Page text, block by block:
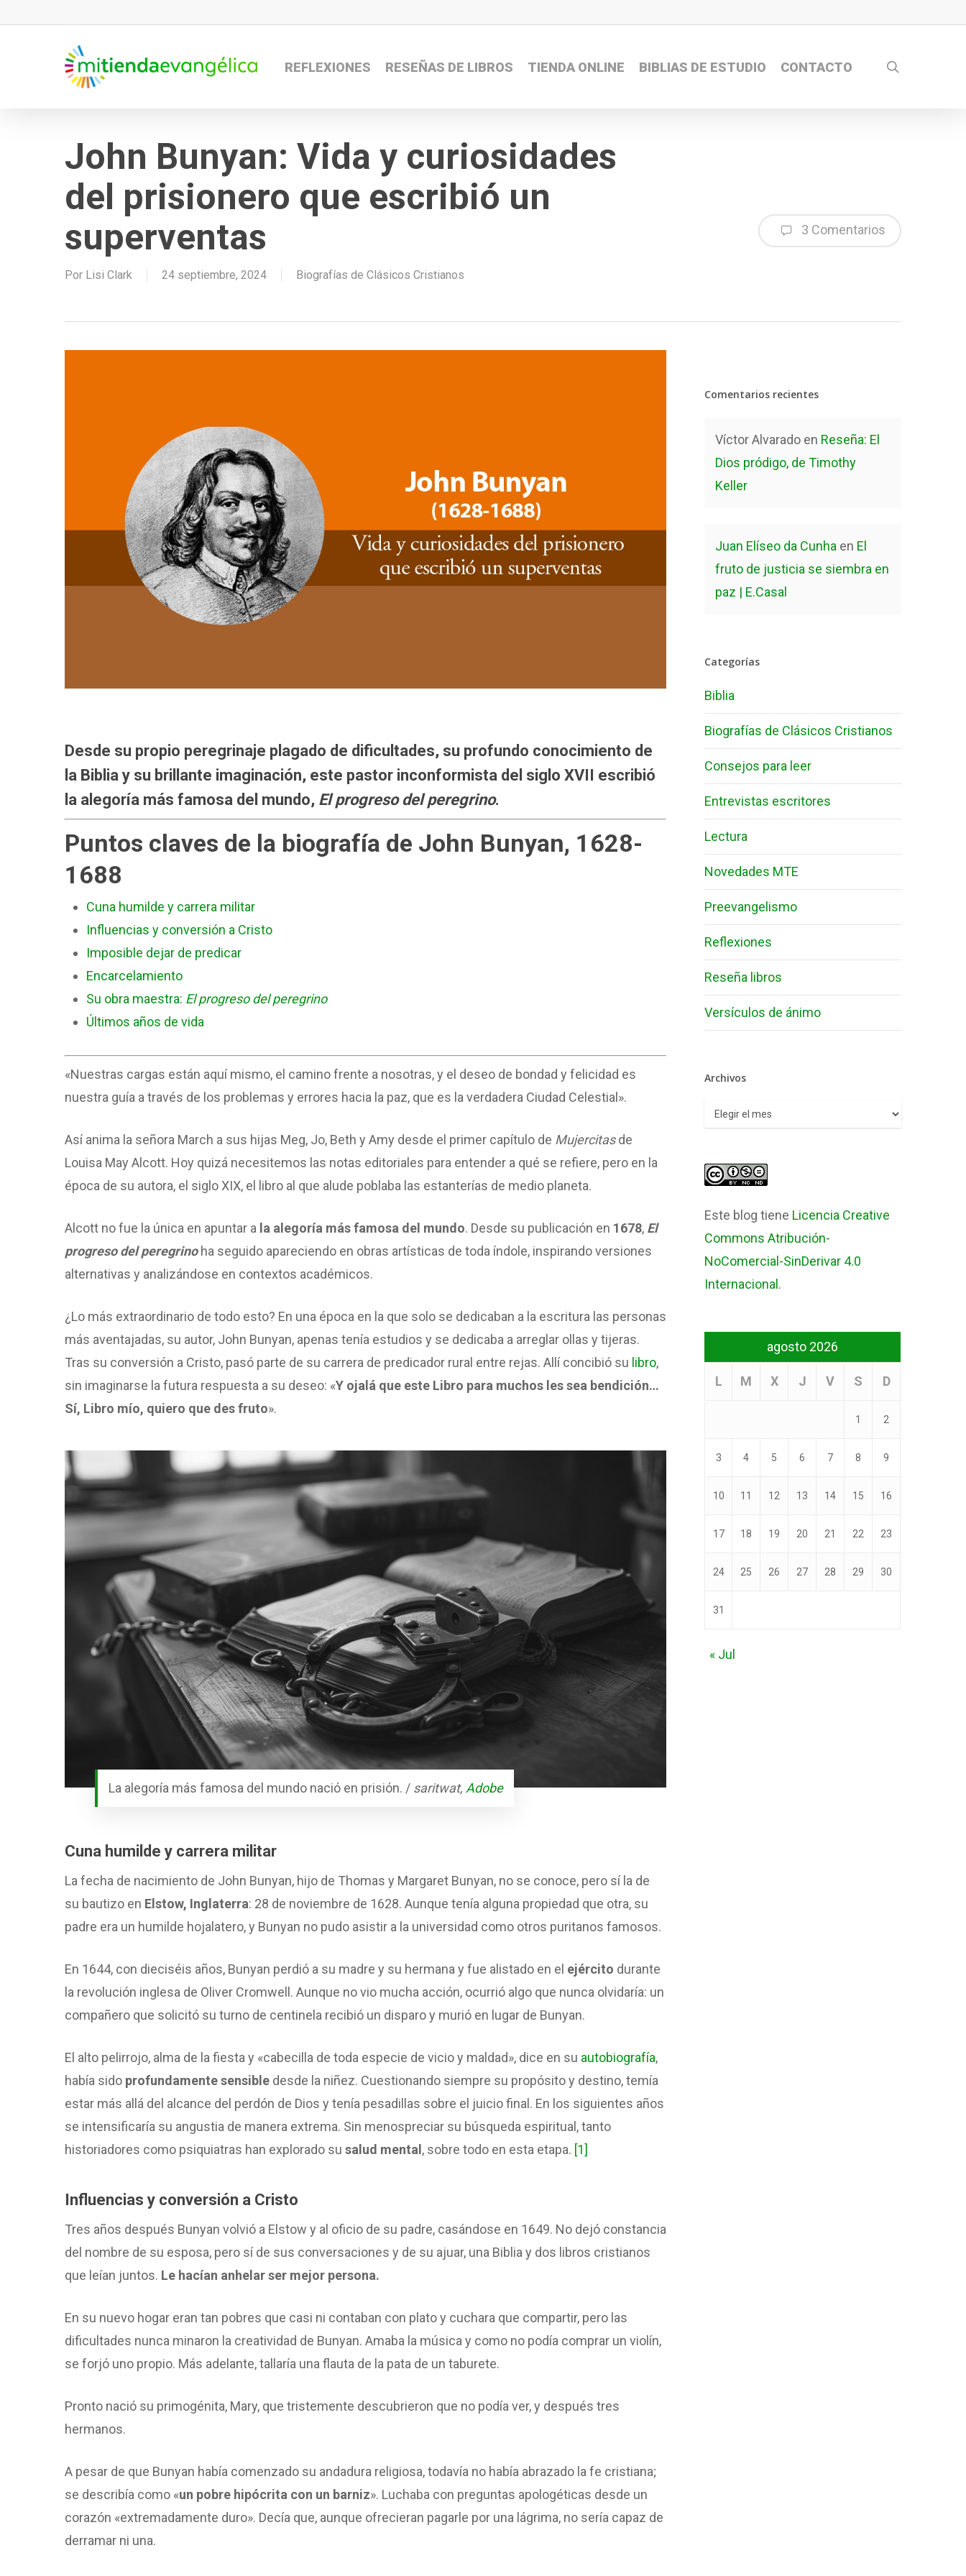
REFLEXIONES RESEÑAS DE LIBROS TIENDA ONLINE BIBLIAS DE ESTUDIO CONTACTO
John Bunyan: Vida y curiosidades
del prisionero que escribió un
superventas
Por Lisi Clark 24 septiembre, 2024 Biografías de Clásicos Cristianos
3 Comentarios
Desde su propio peregrinaje plagado de dificultades, su profundo conocimiento de
la Biblia y su brillante imaginación, este pastor inconformista del siglo XVII escribió
la alegoría más famosa del mundo, El progreso del peregrino.
Puntos claves de la biografía de John Bunyan, 1628-
1688
Cuna humilde y carrera militar
Influencias y conversión a Cristo
Imposible dejar de predicar
Encarcelamiento
Su obra maestra: El progreso del peregrino
Últimos años de vida
«Nuestras cargas están aquí mismo, el camino frente a nosotras, y el deseo de bondad y felicidad es
nuestra guía a través de los problemas y errores hacia la paz, que es la verdadera Ciudad Celestial».
Así anima la señora March a sus hijas Meg, Jo, Beth y Amy desde el primer capítulo de Mujercitasde
Louisa May Alcott. Hoy quizá necesitemos las notas editoriales para entender a qué se refiere, pero en la
época de su autora, el siglo XIX, el libro al que alude poblaba las estanterías de medio planeta.
Alcott no fue la única en apuntar a la alegoría más famosa del mundo. Desde su publicación en 1678, El
progreso del peregrinoha seguido apareciendo en obras artísticas de toda índole, inspirando versiones
alternativas y analizándose en contextos académicos.
¿Lo más extraordinario de todo esto? En una época en la que solo se dedicaban a la escritura las personas
más aventajadas, su autor, John Bunyan, apenas tenía estudios y se dedicaba a arreglar ollas y tijeras.
Tras su conversión a Cristo, pasó parte de su carrera de predicador rural entre rejas. Allí concibió su libro,
sin imaginarse la futura respuesta a su deseo: «Y ojalá que este Libro para muchos les sea bendición…
Sí, Libro mío, quiero que des fruto».
La alegoría más famosa del mundo nació en prisión. / saritwat, Adobe
Cuna humilde y carrera militar
La fecha de nacimiento de John Bunyan, hijo de Thomas y Margaret Bunyan, no se conoce, pero sí la de
su bautizo en Elstow, Inglaterra: 28 de noviembre de 1628. Aunque tenía alguna propiedad que otra, su
padre era un humilde hojalatero, y Bunyan no pudo asistir a la universidad como otros puritanos famosos.
En 1644, con dieciséis años, Bunyan perdió a su madre y su hermana y fue alistado en el ejército durante
la revolución inglesa de Oliver Cromwell. Aunque no vio mucha acción, ocurrió algo que nunca olvidaría: un
compañero que solicitó su turno de centinela recibió un disparo y murió en lugar de Bunyan.
El alto pelirrojo, alma de la fiesta y «cabecilla de toda especie de vicio y maldad», dice en su autobiografía,
había sido profundamente sensible desde la niñez. Cuestionando siempre su propósito y destino, temía
estar más allá del alcance del perdón de Dios y tenía pesadillas sobre el juicio final. En los siguientes años
se intensificaría su angustia de manera extrema. Sin menospreciar su búsqueda espiritual, tanto
historiadores como psiquiatras han explorado su salud mental, sobre todo en esta etapa. [1]
Influencias y conversión a Cristo
Tres años después Bunyan volvió a Elstow y al oficio de su padre, casándose en 1649. No dejó constancia
del nombre de su esposa, pero sí de sus conversaciones y de su ajuar, una Biblia y dos libros cristianos
que leían juntos. Le hacían anhelar ser mejor persona.
En su nuevo hogar eran tan pobres que casi ni contaban con plato y cuchara que compartir, pero las
dificultades nunca minaron la creatividad de Bunyan. Amaba la música y como no podía comprar un violín,
se forjó uno propio. Más adelante, tallaría una flauta de la pata de un taburete.
Pronto nació su primogénita, Mary, que tristemente descubrieron que no podía ver, y después tres
hermanos.
A pesar de que Bunyan había comenzado su andadura religiosa, todavía no había abrazado la fe cristiana;
se describía como «un pobre hipócrita con un barniz». Luchaba con preguntas apologéticas desde un
corazón «extremadamente duro». Decía que, aunque ofrecieran pagarle por una lágrima, no sería capaz de
derramar ni una.
Comentarios recientes
Víctor Alvarado en Reseña: El
Dios pródigo, de Timothy
Keller
Juan Elíseo da Cunha en El
fruto de justicia se siembra en
paz | E.Casal
Categorías
Biblia
Biografías de Clásicos Cristianos
Consejos para leer
Entrevistas escritores
Lectura
Novedades MTE
Preevangelismo
Reflexiones
Reseña libros
Versículos de ánimo
Archivos
Archivos
Este blog tiene Licencia Creative
Commons Atribución-
NoComercial-SinDerivar 4.0
Internacional .
agosto 2026
L M X J V S D
1 2
3 4 5 6 7 8 9
10 11 12 13 14 15 16
17 18 19 20 21 22 23
24 25 26 27 28 29 30
31
« Jul